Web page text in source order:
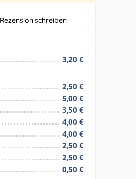
Rezension schreiben
3,20 €
2,50 €
5,00 €
3,50 €
4,00 €
4,00 €
2,50 €
2,50 €
0,50 €